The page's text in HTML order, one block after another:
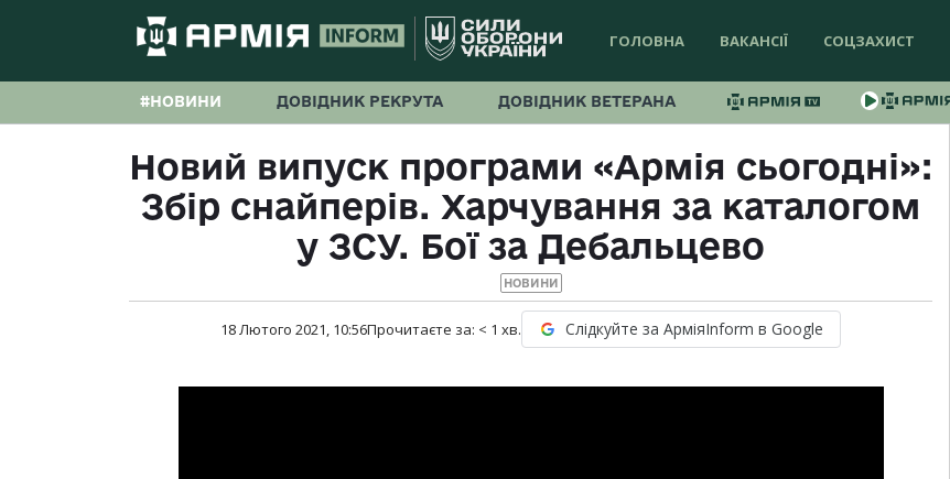
ГОЛОВНА ВАКАНСІЇ СОЦЗАХИСТ
#НОВИНИ ДОВІДНИК РЕКРУТА ДОВІДНИК ВЕТЕРАНА
Новий випуск програми «Армія сьогодні»:
Збір снайперів. Харчування за каталогом
у ЗСУ. Бої за Дебальцево
НОВИНИ
18 Лютого 2021, 10:56Прочитаєте за: < 1 хв. Слідкуйте за АрміяInform в Google